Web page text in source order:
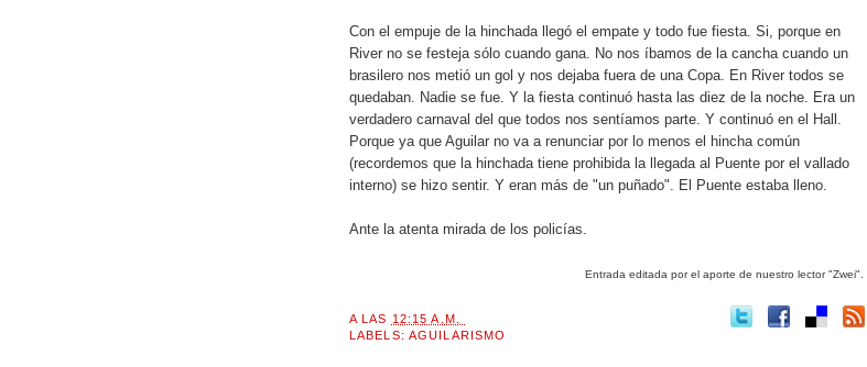
Con el empuje de la hinchada llegó el empate y todo fue fiesta. Si, porque en
River no se festeja sólo cuando gana. No nos íbamos de la cancha cuando un
brasilero nos metió un gol y nos dejaba fuera de una Copa. En River todos se
quedaban. Nadie se fue. Y la fiesta continuó hasta las diez de la noche. Era un
verdadero carnaval del que todos nos sentíamos parte. Y continuó en el Hall.
Porque ya que Aguilar no va a renunciar por lo menos el hincha común
(recordemos que la hinchada tiene prohibida la llegada al Puente por el vallado
interno) se hizo sentir. Y eran más de "un puñado". El Puente estaba lleno.
Ante la atenta mirada de los policías.
Entrada editada por el aporte de nuestro lector "Zwei".
A LAS 12:15 A.M.
LABELS: AGUILARISMO